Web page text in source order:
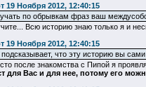
19 Ноября 2012, 12:40:15
по обрывкам фраз ваш
Всю историю знаю только я и
19 Ноября 2012, 12:40:15
подсказывает, что эту историю вы
после знакомства с Пипой я
для Вас и для нее, потому его